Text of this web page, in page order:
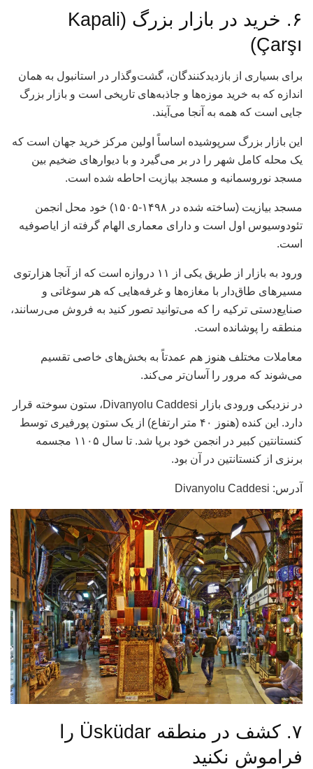
۶. خرید در بازار بزرگ (Kapali
Çarşı)
برای بسیاری از بازدیدکنندگان، گشت‌وگذار در استانبول به همان
اندازه که به خرید موزه‌ها و جاذبه‌های تاریخی است و بازار بزرگ
جایی است که همه به آنجا می‌آیند.
این بازار بزرگ سرپوشیده اساساً اولین مرکز خرید جهان است که
یک محله کامل شهر را در بر می‌گیرد و با دیوارهای ضخیم بین
مسجد نوروسمانیه و مسجد بیازیت احاطه شده است.
مسجد بیازیت (ساخته شده در ۱۴۹۸-۱۵۰۵) خود محل انجمن
تئودوسیوس اول است و دارای معماری الهام گرفته از ایاصوفیه
است.
ورود به بازار از طریق یکی از ۱۱ دروازه است که از آنجا هزارتوی
مسیرهای طاق‌دار با مغازه‌ها و غرفه‌هایی که هر سوغاتی و
صنایع‌دستی ترکیه را که می‌توانید تصور کنید به فروش می‌رسانند،
منطقه را پوشانده است.
معاملات مختلف هنوز هم عمدتاً به بخش‌های خاصی تقسیم
می‌شوند که مرور را آسان‌تر می‌کند.
در نزدیکی ورودی بازار Divanyolu Caddesi، ستون سوخته قرار
دارد. این کنده (هنوز ۴۰ متر ارتفاع) از یک ستون پورفیری توسط
کنستانتین کبیر در انجمن خود برپا شد. تا سال ۱۱۰۵ مجسمه
برنزی از کنستانتین در آن بود.
آدرس: Divanyolu Caddesi
۷. کشف در منطقه Üsküdar را
فراموش نکنید